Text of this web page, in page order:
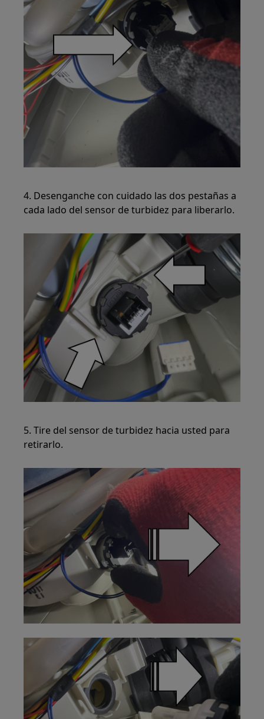
4. Desenganche con cuidado las dos pestañas a
cada lado del sensor de turbidez para liberarlo.
5. Tire del sensor de turbidez hacia usted para
retirarlo.